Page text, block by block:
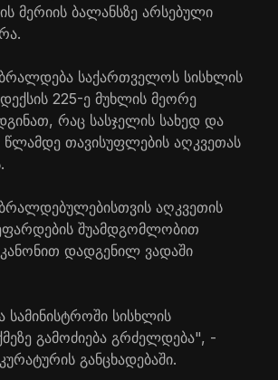
მერიის ბალანსზე არსებული
საქართველოს სისხლის
225-ე მუხლის მეორე
რაც სასჯელის სახედ და
თავისუფლების აღკვეთას
აღკვეთის
შუამდგომლობით
დადგენილ ვადაში
სამინისტროში სისხლის
გამოძიება გრძელდება", -
განცხადებაში.